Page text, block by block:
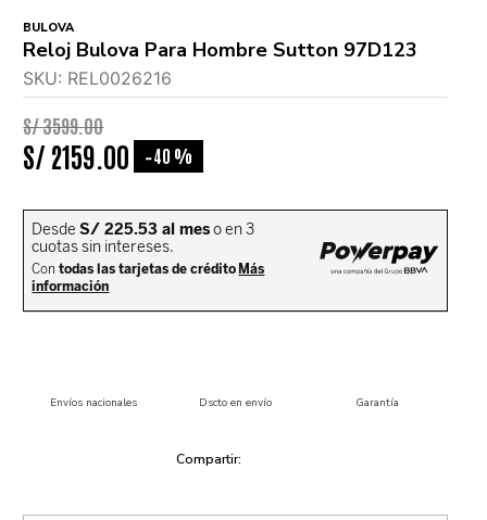
BULOVA
Reloj Bulova Para Hombre Sutton 97D123
SKU: REL0026216
S/3599.00
S/ 2159 00 -40 %
Envíos nacionales Dscto en envío Garantía